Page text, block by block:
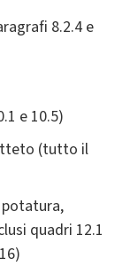
8.2.4 e
e 10.5)
(tutto il
quadri 12.1